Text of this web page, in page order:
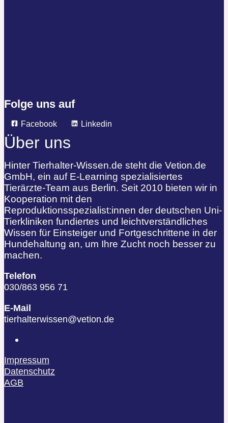
Folge uns auf
Facebook Linkedin
Über uns
Hinter Tierhalter-Wissen.de steht die Vetion.de
GmbH, ein auf E-Learning spezialisiertes
Tierärzte-Team aus Berlin. Seit 2010 bieten wir in
Kooperation mit den
Reproduktionsspezialist:innen der deutschen Uni-
Tierkliniken fundiertes und leichtverständliches
Wissen für Einsteiger und Fortgeschrittene in der
Hundehaltung an, um Ihre Zucht noch besser zu
machen.
Telefon
030/863 956 71
E-Mail
tierhalterwissen@vetion.de
Impressum
Datenschutz
AGB